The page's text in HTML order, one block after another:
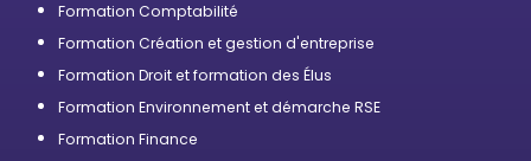
Formation Comptabilité
Formation Création et gestion d'entreprise
Formation Droit et formation des Élus
Formation Environnement et démarche RSE
Formation Finance